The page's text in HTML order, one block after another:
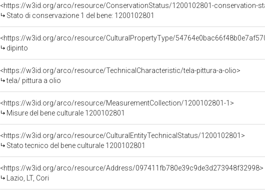
<https://w3id.org/arco/resource/ConservationStatus/1200102801-conservation-
Stato di conservazione 1 del bene: 1200102801
<https://w3id.org/arco/resource/CulturalPropertyType/
dipinto
<https://w3id.org/arco/resource/TechnicalCharacteristic/tela-pittura-a-olio>
tela/ pittura a olio
<https://w3id.org/arco/resource/MeasurementCollection/1200102801-1>
Misure del bene culturale 1200102801
<https://w3id.org/arco/resource/CulturalEntityTechnicalStatus/1200102801>
Stato tecnico del bene culturale 1200102801
<https://w3id.org/arco/resource/Address/097411fb780e39c9de3d273948f32998>
Lazio, LT, Cori